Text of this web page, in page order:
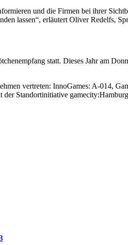
und die Firmen bei ihrer
lassen“, erläutert Oliver Redelfs,
statt. Dieses Jahr am
vertreten: InnoGames: A-014,
Standortinitiative